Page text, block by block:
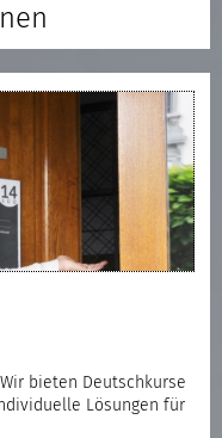
bieten Deutschkurse
Lösungen für